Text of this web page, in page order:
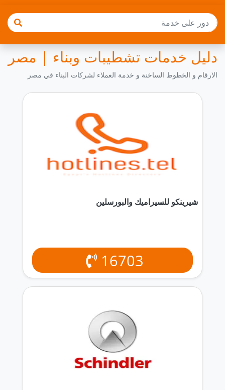
دليل خدمات تشطيبات وبناء | مصر
الارقام و الخطوط الساخنة و خدمة العملاء لشركات البناء في مصر
شيرينكو للسيراميك والبورسلين
16703